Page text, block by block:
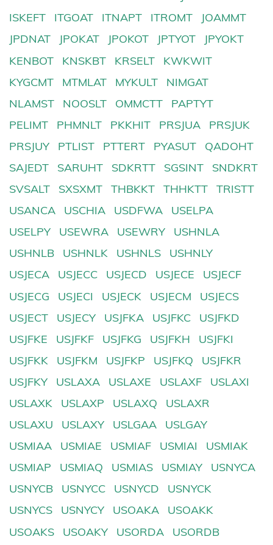
ISKEFT
ITGOAT ITNAPT ITROMT
JOAMMT
JPDNAT
JPOKAT JPOKOT JPTYOT
JPYOKT
KENBOT
KNSKBT KRSELT
KWKWIT
KYGCMT
MTMLAT MYKULT
NIMGAT
NLAMST
NOOSLT OMMCTT
PAPTYT
PELIMT
PHMNLT PKKHIT PRSJUA
PRSJUK
PRSJUY
PTLIST PTTERT PYASUT
QADOHT
SAJEDT
SARUHT SDKRTT SGSINT
SNDKRT
SVSALT
SXSXMT THBKKT THHKTT
TRISTT
USANCA
USCHIA USDFWA
USELPA
USELPY
USEWRA USEWRY
USHNLA
USHNLB
USHNLK USHNLS
USHNLY
USJECA
USJECC USJECD USJECE
USJECF
USJECG
USJECI USJECK USJECM
USJECS
USJECT
USJECY USJFKA USJFKC
USJFKD
USJFKE
USJFKF USJFKG USJFKH
USJFKI
USJFKK
USJFKM USJFKP USJFKQ
USJFKR
USJFKY
USLAXA USLAXE USLAXF
USLAXI
USLAXK
USLAXP USLAXQ
USLAXR
USLAXU
USLAXY USLGAA
USLGAY
USMIAA
USMIAE USMIAF USMIAI
USMIAK
USMIAP
USMIAQ USMIAS USMIAY
USNYCA
USNYCB
USNYCC USNYCD
USNYCK
USNYCS
USNYCY USOAKA
USOAKK
USOAKS
USOAKY USORDA
USORDB